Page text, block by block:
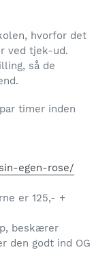
hvorfor det
ved tjek-ud.
så de
timer inden
egen-rose/
er 125,- +
beskærer
den godt ind OG